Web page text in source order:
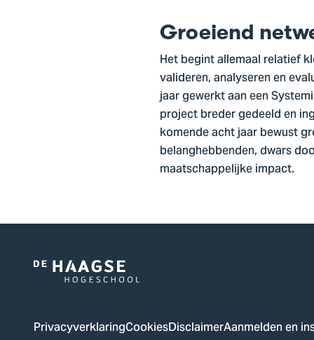
Groeiend
Het begint allemaal relatief
valideren, analyseren en
jaar gewerkt aan een
project breder gedeeld en
komende acht jaar bewust
belanghebbenden, dwars
maatschappelijke impact.
Logo
De
Haagse
PrivacyverklaringCookiesDisclaimerAanmelden en